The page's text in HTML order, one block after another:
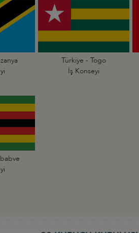
Türkiye - Togo
İş Konseyi